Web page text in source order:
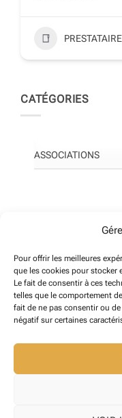
Pour offrir les meilleures
que les cookies pour stocker
Le fait de consentir à ces
telles que le comportement
fait de ne pas consentir ou
négatif sur certaines
CATÉGORIES
ASSOCIATIONS